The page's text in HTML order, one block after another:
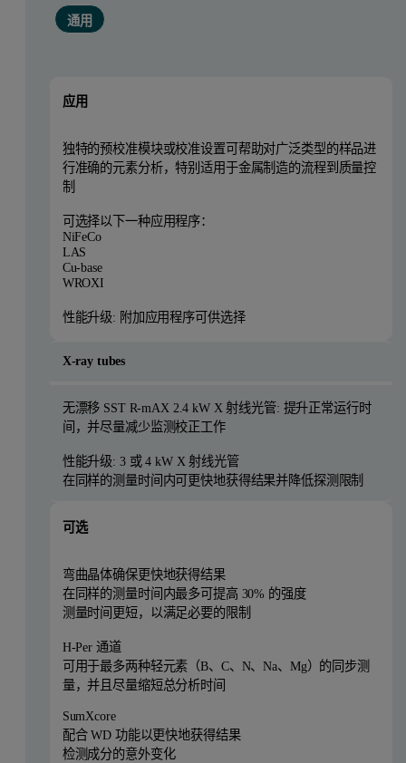
通用
应用
独特的预校准模块或校准设置可帮助对广泛类型的样品进
行准确的元素分析，特别适用于金属制造的流程到质量控
制
可选择以下一种应用程序：
NiFeCo
LAS
Cu-base
WROXI
性能升级: 附加应用程序可供选择
X-ray tubes
无漂移 SST R-mAX 2.4 kW X 射线光管: 提升正常运行时
间，并尽量减少监测校正工作
性能升级: 3 或 4 kW X 射线光管
在同样的测量时间内可更快地获得结果并降低探测限制
可选
弯曲晶体确保更快地获得结果
在同样的测量时间内最多可提高 30% 的强度
测量时间更短，以满足必要的限制
H-Per 通道
可用于最多两种轻元素（B、C、N、Na、Mg）的同步测
量，并且尽量缩短总分析时间
SumXcore
配合 WD 功能以更快地获得结果
检测成分的意外变化